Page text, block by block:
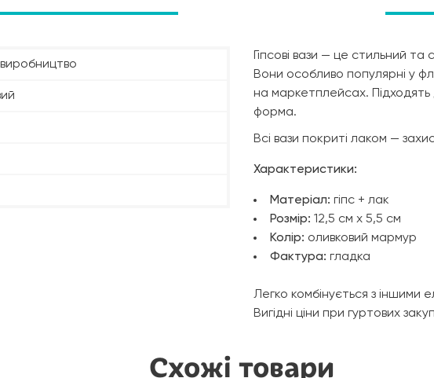
Гіпсові вази — це стильний
Вони особливо популярні у
на маркетплейсах. Підходять
форма.
Всі вази покриті лаком —
Характеристики:
Матеріал: гіпс + лак
Розмір: 12,5 см х 5,5 см
Колір: оливковий мармур
Фактура: гладка
Легко комбінується з іншими
Вигідні ціни при гуртових
Схожі товари